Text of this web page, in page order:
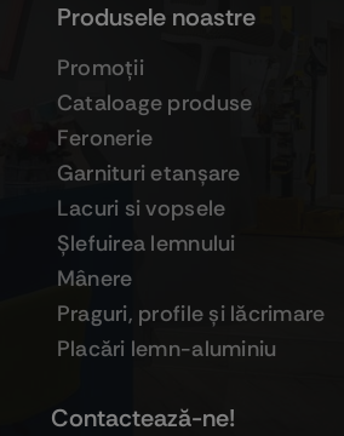
Produsele noastre
Promoţii
Cataloage produse
Feronerie
Garnituri etanşare
Lacuri si vopsele
Şlefuirea lemnului
Mânere
Praguri, profile şi lăcrimare
Placări lemn-aluminiu
Contactează-ne!